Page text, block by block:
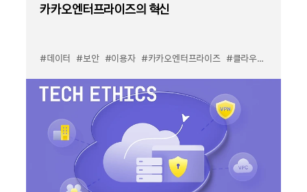
카카오엔터프라이즈의 혁신
#데이터 #보안 #이용자 #카카오엔터프라이즈 #클라우드